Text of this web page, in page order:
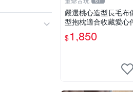
嚴選桃心造型長毛布
型抱枕適合收藏愛心
心抱枕 布娃娃 猛咬布
$1,850